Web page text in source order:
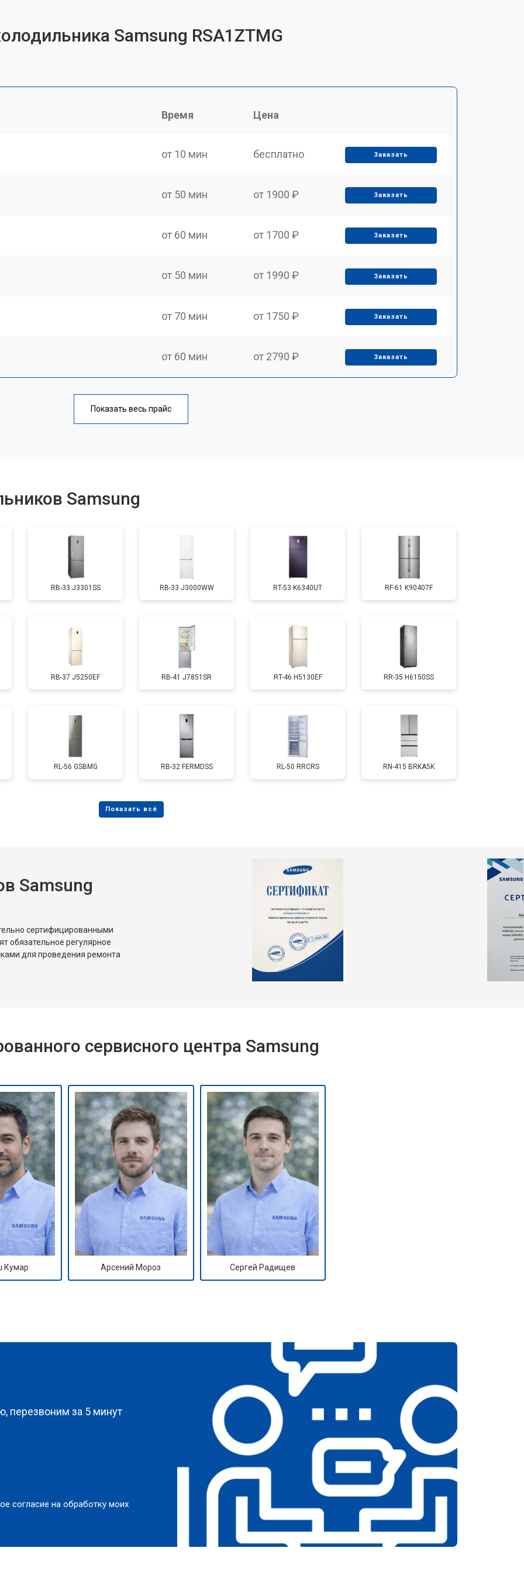
Samsung RSA1ZTMG
Время Цена
от 10 мин бесплатно Заказать
от 50 мин от 1900 ₽ Заказать
от 60 мин от 1700 ₽ Заказать
от 50 мин от 1990 ₽ Заказать
от 70 мин от 1750 ₽ Заказать
от 60 мин от 2790 ₽ Заказать
от 60 мин
от 70 мин от 1810 ₽ Заказать
мейн платы) от 50 мин от 1700 ₽ Заказать
от 80 мин от 2550 ₽
от 50 мин от 1700 ₽ Заказать
от 130 мин от 4750 ₽
от 70 мин от 3650 ₽
от 80 мин
от 2550 ₽
от 1900 ₽
Показать весь прайс
Samsung
RB-33 J3301SS RB-33 J3000WW RT-53 K6340UT RF-61 K90407F
RB-37 J5250EF RB-41 J7851SR RT-46 H5130EF RR-35 H6150SS
RL-56 GSBMG RB-32 FERMDSS RL-50 RRCRS RN-415 BRKA5K
Samsung
сертифицированными
обязательное регулярное
для проведения ремонта
сервисного центра Samsung
Кумар Арсений Мороз Сергей Радищев
перезвоним за 5 минут
согласие на обработку моих